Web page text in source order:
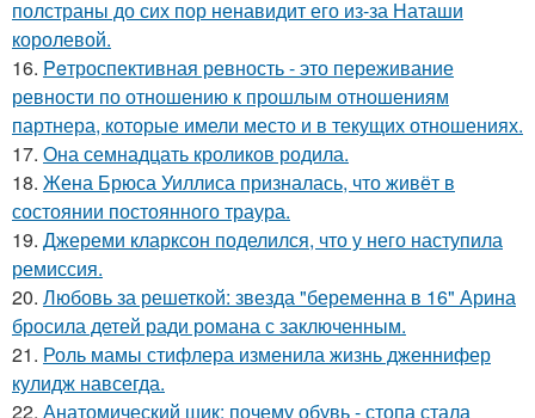
полстраны до сих пор ненавидит его из-за Наташи
королевой.
16. Peтроспективная ревность - это переживание
ревности по отношению к прошлым отношениям
партнера, которые имели место и в текущих отношениях.
17. Она семнадцать кроликов родила.
18. Жена Брюса Уиллиса призналась, что живёт в
состоянии постоянного траура.
19. Джереми кларксон поделился, что у него наступила
ремиссия.
20. Любовь за решеткой: звезда "беременна в 16" Арина
бросила детей ради романа с заключенным.
21. Роль мамы стифлера изменила жизнь дженнифер
кулидж навсегда.
22. Анатомический шик: почему обувь - стопа стала